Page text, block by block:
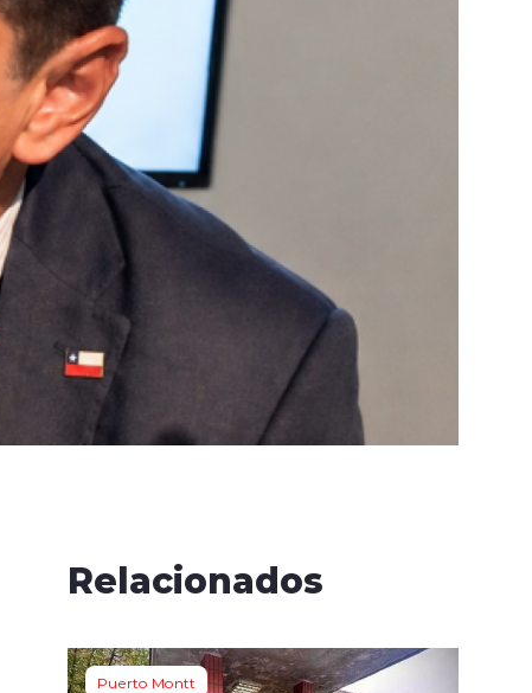
Relacionados
Puerto Montt